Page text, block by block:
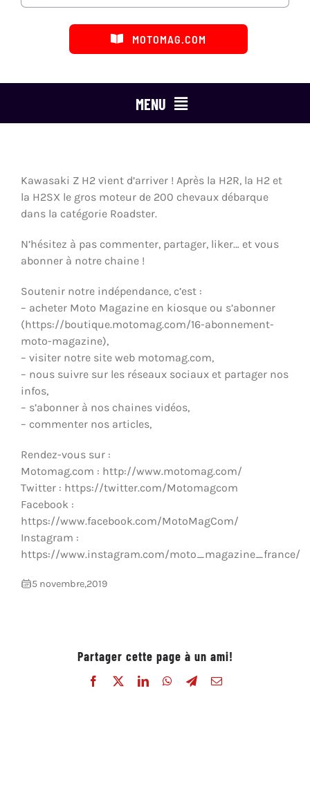
MOTOMAG.COM
MENU
MARQUES
CATÉGORIES
LES ÉMISSIONS
ÉQUIPEMENTS & MÉCANIQUE
Kawasaki Z H2 vient d’arriver ! Après la H2R, la H2 et
la H2SX le gros moteur de 200 chevaux débarque
dans la catégorie Roadster.
N’hésitez à pas commenter, partager, liker… et vous
abonner à notre chaine !
Soutenir notre indépendance, c’est :
– acheter Moto Magazine en kiosque ou s’abonner
(https://boutique.motomag.com/16-abonnement-
moto-magazine),
– visiter notre site web motomag.com,
– nous suivre sur les réseaux sociaux et partager nos
infos,
– s’abonner à nos chaines vidéos,
– commenter nos articles,
Rendez-vous sur :
Motomag.com : http://www.motomag.com/
Twitter : https://twitter.com/Motomagcom
Facebook :
https://www.facebook.com/MotoMagCom/
Instagram :
https://www.instagram.com/moto_magazine_france/
5 novembre,2019
Partager cette page à un ami!
Facebook LinkedInWhatsApp
TelegramEmail